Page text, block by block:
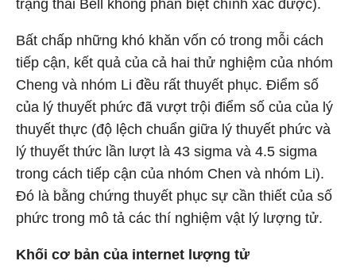
trạng thái Bell không phân biệt chính xác được).
Bất chấp những khó khăn vốn có trong mỗi cách
tiếp cận, kết quả của cả hai thử nghiệm của nhóm
Cheng và nhóm Li đều rất thuyết phục. Điểm số
của lý thuyết phức đã vượt trội điểm số của của lý
thuyết thực (độ lệch chuẩn giữa lý thuyết phức và
lý thuyết thức lần lượt là 43 sigma và 4.5 sigma
trong cách tiếp cận của nhóm Chen và nhóm Li).
Đó là bằng chứng thuyết phục sự cần thiết của số
phức trong mô tả các thí nghiệm vật lý lượng tử.
Khối cơ bản của internet lượng tử